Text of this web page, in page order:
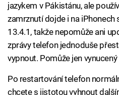
jazykem v Pákistánu, ale
zamrznutí dojde i na iPhonech
13.4.1, takže nepomůže ani
zprávy telefon jednoduše
vypnout. Pomůže jen
Po restartování telefon
chcete s jistotou vyhnout